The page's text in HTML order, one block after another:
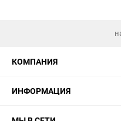
КОМПАНИЯ
ИНФОРМАЦИЯ